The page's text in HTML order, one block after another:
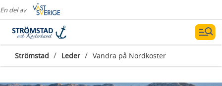
En del av
Strömstad / Leder / Vandra på Nordkoster